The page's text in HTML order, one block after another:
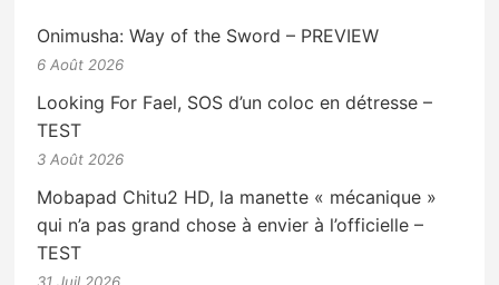
Onimusha: Way of the Sword – PREVIEW
6 Août 2026
Looking For Fael, SOS d’un coloc en détresse –
TEST
3 Août 2026
Mobapad Chitu2 HD, la manette « mécanique »
qui n’a pas grand chose à envier à l’officielle –
TEST